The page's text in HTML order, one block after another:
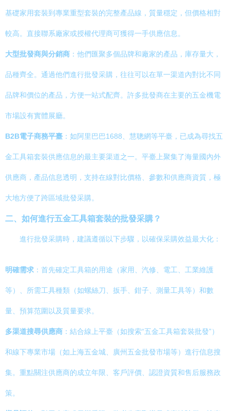
基礎家用套裝到專業重型套裝的完整產品線，質量穩定，但價格相對
較高。直接聯系廠家或授權代理商可獲得一手供應信息。
大型批發商與分銷商 ：他們匯聚多個品牌和廠家的產品，庫存量大，
品種齊全。通過他們進行批發采購，往往可以在單一渠道內對比不同
品牌和價位的產品，方便一站式配齊。許多批發商在主要的五金機電
市場設有實體展廳。
B2B電子商務平臺 ：如阿里巴巴1688、慧聰網等平臺，已成為尋找五
金工具箱套裝供應信息的最主要渠道之一。平臺上聚集了海量國內外
供應商，產品信息透明，支持在線對比價格、參數和供應商資質，極
大地方便了跨區域批發采購。
二、如何進行五金工具箱套裝的批發采購？
進行批發采購時，建議遵循以下步驟，以確保采購效益最大化：
明確需求 ：首先確定工具箱的用途（家用、汽修、電工、工業維護
等）、所需工具種類（如螺絲刀、扳手、鉗子、測量工具等）和數
量、預算范圍以及質量要求。
多渠道搜尋供應商 ：結合線上平臺（如搜索“五金工具箱套裝批發”）
和線下專業市場（如上海五金城、廣州五金批發市場等）進行信息搜
集。重點關注供應商的成立年限、客戶評價、認證資質和售后服務政
策。